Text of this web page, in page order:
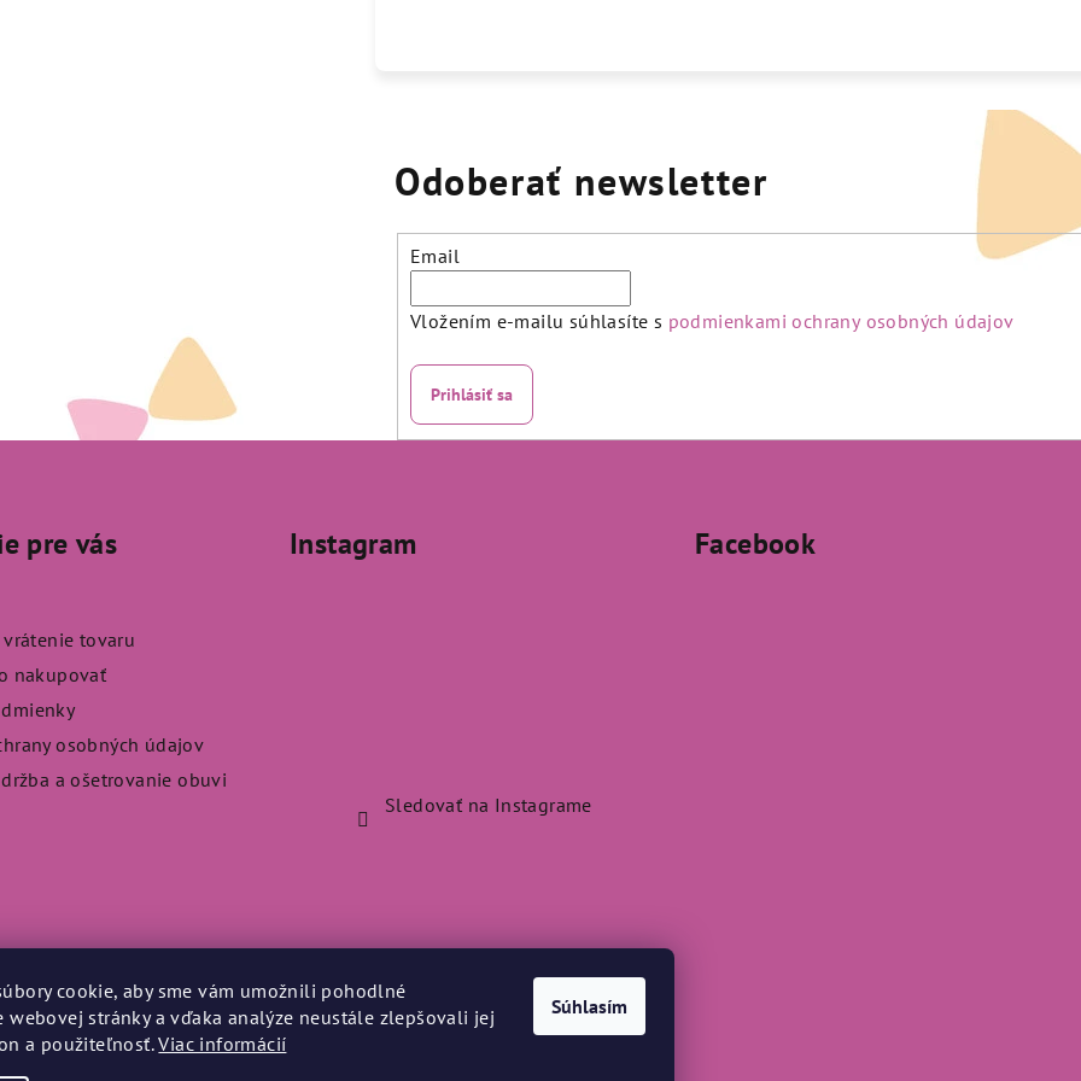
cookie, aby sme vám umožnili pohodlné
webovej stránky a vďaka analýze neustále zlepšovali jej
a použiteľnosť.Viac informácií
Súhlasím
Odoberať newsletter
Email
Vložením e-mailu súhlasíte s podmienkami ochrany osobných údajov
Prihlásiť sa
pre vás
tovaru
nakupovať
osobných údajov
a ošetrovanie obuvi
Instagram
Sledovať na Instagrame
Facebook